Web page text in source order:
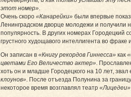
этот номер»
Очень скоро «Канарейки» были впервые
Ленинградском дворце молодежи и получили
популярность. В других номерах Городецкий
грустного худощавого интеллигента во
Он записан в «Книгу рекордов Гиннесса» как
цветами Его Величество актер» .
хоть он и младше Городецкого на 10 лет, звал
клоунов» . После отъезда Полунина за
некоторое время возглавлял театр «Лицедеи»